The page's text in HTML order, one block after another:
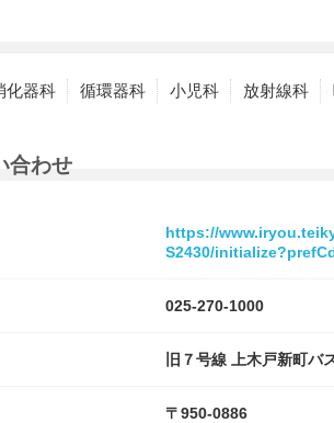
化器科 循環器科 小児科 放射線科
合わせ
https://
S2430/
025-270-1000
旧７号線 上木戸新町バ
〒950-0886